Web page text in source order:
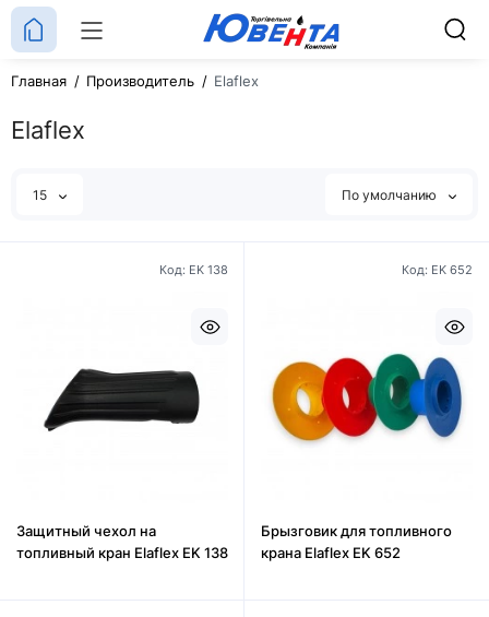
Главная Производитель Elaflex
Elaflex
15 По умолчанию
Код: EK 138
Защитный чехол на
топливный кран Elaflex EK 138
Код: EK 652
Брызговик для топливного
крана Elaflex EK 652